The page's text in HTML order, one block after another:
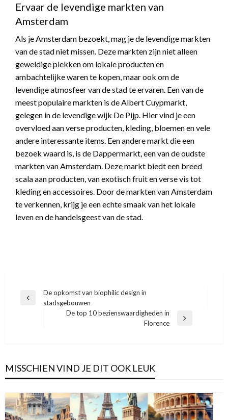
Ervaar de levendige markten van
Amsterdam
Als je Amsterdam bezoekt, mag je de levendige markten
van de stad niet missen. Deze markten zijn niet alleen
geweldige plekken om lokale producten en
ambachtelijke waren te kopen, maar ook om de
levendige atmosfeer van de stad te ervaren. Een van de
meest populaire markten is de Albert Cuypmarkt,
gelegen in de levendige wijk De Pijp. Hier vind je een
overvloed aan verse producten, kleding, bloemen en vele
andere interessante items. Een andere markt die een
bezoek waard is, is de Dappermarkt, een van de oudste
markten van Amsterdam. Deze markt biedt een breed
scala aan producten, van exotisch fruit en verse vis tot
kleding en accessoires. Door de markten van Amsterdam
te verkennen, krijg je een echte smaak van het lokale
leven en de handelsgeest van de stad.
Bericht
navigatie
Vorige
De opkomst van biophilic design in
stadsgebouwen
De top 10 bezienswaardigheden in
Florence
MISSCHIEN VIND JE DIT OOK LEUK